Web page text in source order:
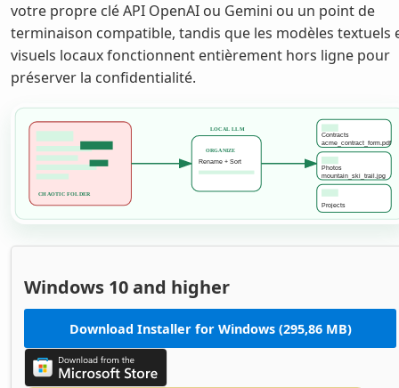
votre propre clé API OpenAI ou Gemini ou un point de
terminaison compatible, tandis que les modèles textuels
visuels locaux fonctionnent entièrement hors ligne pour
préserver la confidentialité.
Windows 10 and higher
Download Installer for Windows (295,86 MB)